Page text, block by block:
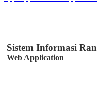
Sistem Informasi
Web Application